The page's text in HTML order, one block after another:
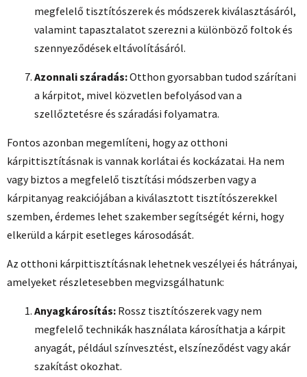
megfelelő tisztítószerek és módszerek kiválasztásáról,
valamint tapasztalatot szerezni a különböző foltok és
szennyeződések eltávolításáról.
Azonnali száradás:Otthon gyorsabban tudod szárítani
a kárpitot, mivel közvetlen befolyásod van a
szellőztetésre és száradási folyamatra.
Fontos azonban megemlíteni, hogy az otthoni
kárpittisztításnak is vannak korlátai és kockázatai. Ha nem
vagy biztos a megfelelő tisztítási módszerben vagy a
kárpitanyag reakciójában a kiválasztott tisztítószerekkel
szemben, érdemes lehet szakember segítségét kérni, hogy
elkerüld a kárpit esetleges károsodását.
Az otthoni kárpittisztításnak lehetnek veszélyei és hátrányai,
amelyeket részletesebben megvizsgálhatunk:
Anyagkárosítás: Rossz tisztítószerek vagy nem
megfelelő technikák használata károsíthatja a kárpit
anyagát, például színvesztést, elszíneződést vagy akár
szakítást okozhat.